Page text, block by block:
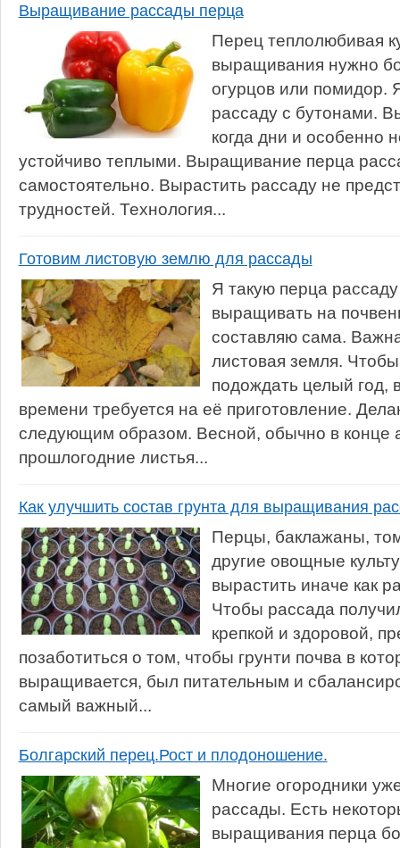
Выращивание рассады перца
Перец теплолюбивая
выращивания нужно
огурцов или помидор.
рассаду с бутонами.
когда дни и особенно
устойчиво теплыми. Выращивание перца
самостоятельно. Вырастить рассаду не
трудностей. Технология...
Готовим листовую землю для рассады
Я такую перца
выращивать на
составляю сама.
листовая земля.
подождать целый год,
времени требуется на её приготовление.
следующим образом. Весной, обычно в конце
прошлогодние листья...
Как улучшить состав грунта для выращивания
Перцы, баклажаны,
другие овощные
вырастить иначе как
Чтобы рассада
крепкой и здоровой,
позаботиться о том, чтобы грунти почва в
выращивается, был питательным и
самый важный...
Болгарский перец.Рост и плодоношение.
Многие огородники
рассады. Есть
выращивания перца